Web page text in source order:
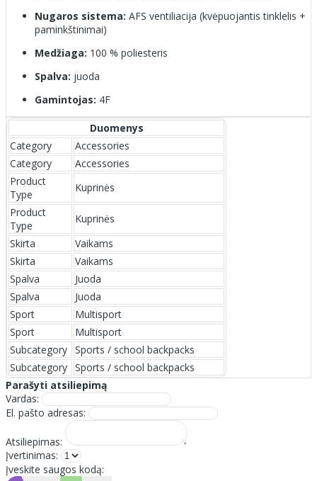
Nugaros sistema: AFS ventiliacija (kvėpuojantis tinklelis +
paminkštinimai)
Medžiaga: 100 % poliesteris
Spalva: juoda
Gamintojas: 4F
Duomenys
Category
Accessories
Category
Accessories
Product
Type
Kuprinės
Product
Type
Kuprinės
Skirta
Vaikams
Skirta
Vaikams
Spalva
Juoda
Spalva
Juoda
Sport
Multisport
Sport
Multisport
Subcategory Sports / school backpacks
Subcategory Sports / school backpacks
Parašyti atsiliepimą
Vardas:
El. pašto adresas:
Atsiliepimas:
Įvertinimas:
Įveskite saugos kodą: